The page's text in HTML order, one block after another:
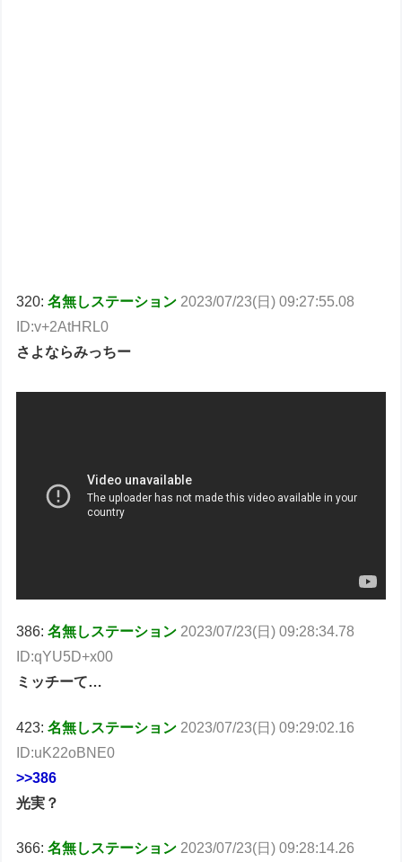
320:名無しステーション 2023/07/23(日) 09:27:55.08
ID:v+2AtHRL0
さよならみっちー
386:名無しステーション 2023/07/23(日) 09:28:34.78
ID:qYU5D+x00
ミッチーて…
423:名無しステーション 2023/07/23(日) 09:29:02.16
ID:uK22oBNE0
>>386
光実？
366:名無しステーション 2023/07/23(日) 09:28:14.26